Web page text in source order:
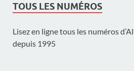
TOUS LES NUMÉROS
Lisez en ligne tous les numéros
depuis 1995